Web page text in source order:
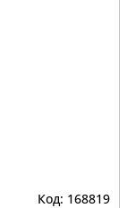
168819